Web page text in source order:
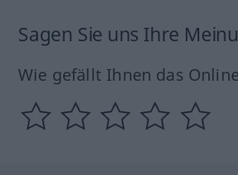
Sagen Sie uns Ihre
Wie gefällt Ihnen das